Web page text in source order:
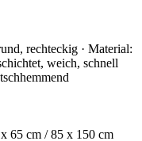
rechteckig · Material:
weich, schnell